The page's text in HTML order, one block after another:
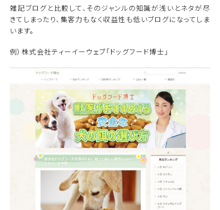
雑記ブログと比較して、そのジャンルの知識が浅いとネタが尽
きてしまったり、集客力もなく収益性も低いブログになってしま
います。
例）株式会社ティーイーウェブ「ドッグフード博士」